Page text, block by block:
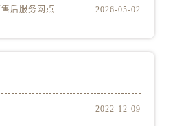
福建省南平市建阳区人民西路百达翡丽售后服务中心（需提前预约）
2026百达翡丽中国区线下售后服务网点升级优化公告（最新电话及地址） 2026-05-02
2022-12-09